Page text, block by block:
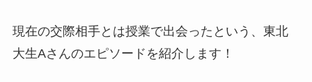
現在の交際相手とは授業で出会ったという、東北
大生Aさんのエピソードを紹介します！